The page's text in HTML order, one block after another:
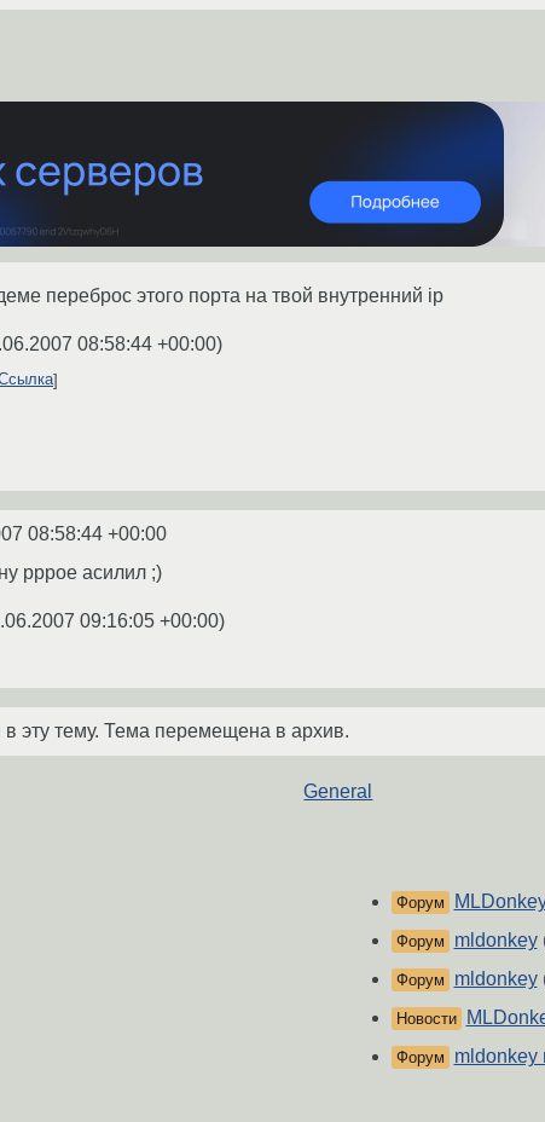
переброс этого порта на твой внутренний ip
08:58:44 +00:00)
08:58:44 +00:00
pppoe асилил ;)
09:16:05 +00:00)
эту тему. Тема перемещена в архив.
General
Форум
Форум mldonkey
Форум mldonkey
Новости
Форум mldonkey